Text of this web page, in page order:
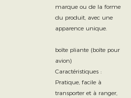
marque ou de la forme
du produit, avec une
apparence unique.
boîte pliante (boîte pour
avion)
Caractéristiques :
Pratique, facile à
transporter et à ranger,